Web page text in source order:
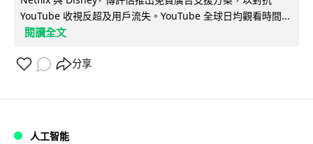
YouTube 收視反超及用戶流失。YouTube 全球日均觀看時間...
閱讀全文
分享
人工智能